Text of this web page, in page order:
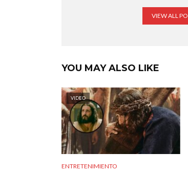
VIEW ALL
YOU MAY ALSO LIKE
VIDEO
ENTRETENIMIENTO